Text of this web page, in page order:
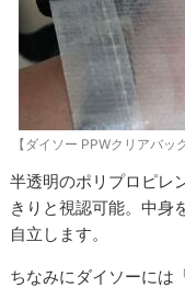
【ダイソー PPWクリアバ
半透明のポリプロピレ
きりと視認可能。中身
自立します。
ちなみにダイソーには